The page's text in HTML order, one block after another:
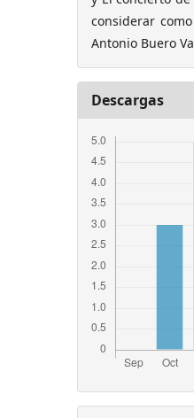
considerar
Antonio Buero
Descargas